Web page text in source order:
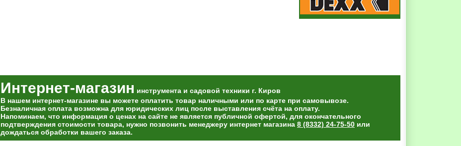
Интернет-магазин инструмента и садовой техники г. Киров
В нашем интернет-магазине вы можете оплатить товар наличными или по карте при самовывозе.
Безналичная оплата возможна для юридических лиц после выставления счёта на оплату.
Напоминаем, что информация о ценах на сайте не является публичной офертой, для окончательного
подтверждения стоимости товара, нужно позвонить менеджеру интернет магазина 8 (8332) 24-75-50 или
дождаться обработки вашего заказа.